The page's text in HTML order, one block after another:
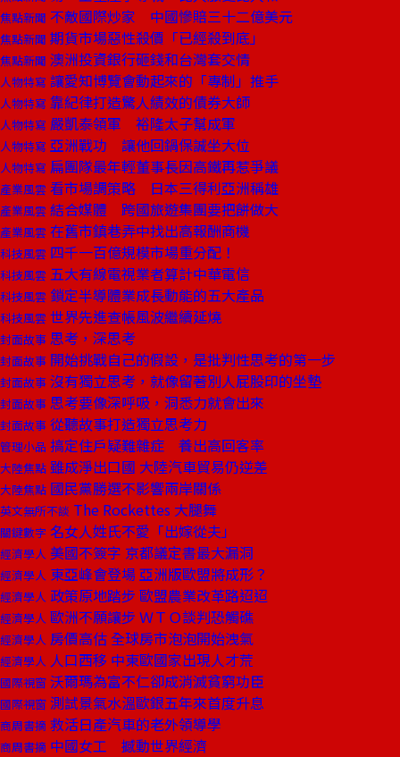
焦點新聞 不敵國際炒家 中國慘賠三十二億美元
焦點新聞 期貨市場惡性殺價「已經殺到底」
焦點新聞 澳洲投資銀行砸錢和台灣套交情
人物特寫 讓愛知博覽會動起來的「專制」推手
人物特寫 靠紀律打造驚人績效的債券大師
人物特寫 嚴凱泰領軍 裕隆太子幫成軍
人物特寫 亞洲戰功 讓他回鍋保誠坐大位
人物特寫 扁團隊最年輕董事長因高鐵再惹爭議
產業風雲 看市場調策略 日本三得利亞洲稱雄
產業風雲 結合媒體 跨國旅遊集團要把餅做大
產業風雲 在舊市鎮巷弄中找出高報酬商機
科技風雲 四千一百億規模市場重分配！
科技風雲 五大有線電視業者算計中華電信
科技風雲 鎖定半導體業成長動能的五大產品
科技風雲 世界先進查帳風波繼續延燒
封面故事 思考，深思考
封面故事 開始挑戰自己的假設，是批判性思考的第一步
封面故事 沒有獨立思考，就像留著別人屁股印的坐墊
封面故事 思考要像深呼吸，洞悉力就會出來
封面故事 從聽故事打造獨立思考力
管理小品 搞定住戶疑難雜症 養出高回客率
大陸焦點 雖成淨出口國 大陸汽車貿易仍逆差
大陸焦點 國民黨勝選不影響兩岸關係
英文無所不談 The Rockettes 大腿舞
關鍵數字 名女人姓氏不愛「出嫁從夫」
經濟學人 美國不簽字 京都議定書最大漏洞
經濟學人 東亞峰會登場 亞洲版歐盟將成形？
經濟學人 政策原地踏步 歐盟農業改革路迢迢
經濟學人 歐洲不願讓步 ＷＴＯ談判恐觸礁
經濟學人 房價高估 全球房市泡泡開始洩氣
經濟學人 人口西移 中東歐國家出現人才荒
國際視窗 沃爾瑪為富不仁卻成消滅貧窮功臣
國際視窗 測試景氣水溫歐銀五年來首度升息
商周書摘 救活日產汽車的老外領導學
商周書摘 中國女工 撼動世界經濟